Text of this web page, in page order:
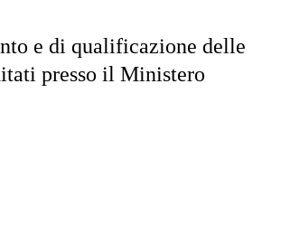
e di qualificazione delle
presso il Ministero